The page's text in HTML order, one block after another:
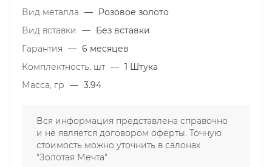
Вид металла — Розовое золото
Вид вставки
— Без вставки
Гарантия — 6 месяцев
Комплектность, шт — 1 Штука
Масса, гр — 3.94
Вся информация представлена справочно
и не является договором оферты. Точную
стоимость можно уточнить в салонах
"Золотая Мечта"